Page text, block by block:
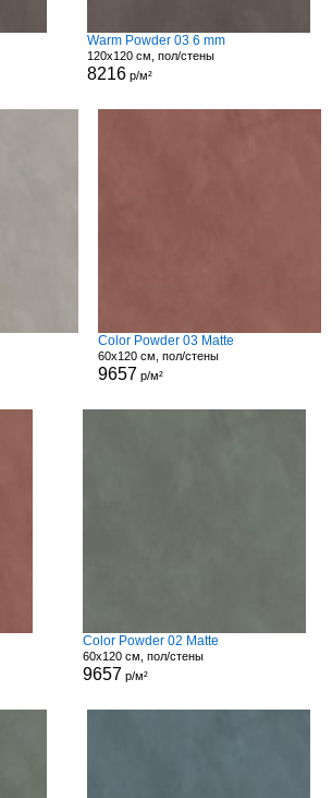
Warm Powder 03 6 mm
120x120 см, пол/стены
8216 р/м²
Color Powder 03 Matte
60x120 см, пол/стены
9657 р/м²
Color Powder 02 Matte
60x120 см, пол/стены
9657 р/м²